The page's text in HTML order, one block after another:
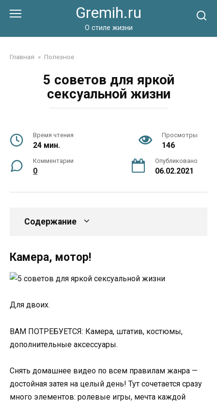
Gremih.ru
О стиле жизни
Главная » Полезное
5 советов для яркой
сексуальной жизни
Время чтения
24 мин.
Просмотры
146
Комментарии
0
Опубликовано
06.02.2021
Содержание
Камера, мотор!
Для двоих.
ВАМ ПОТРЕБУЕТСЯ: Камера, штатив, костюмы,
дополнительные аксессуары.
Снять домашнее видео по всем правилам жанра —
достойная затея на целый день! Тут сочетается сразу
много элементов: ролевые игры, мечта каждой